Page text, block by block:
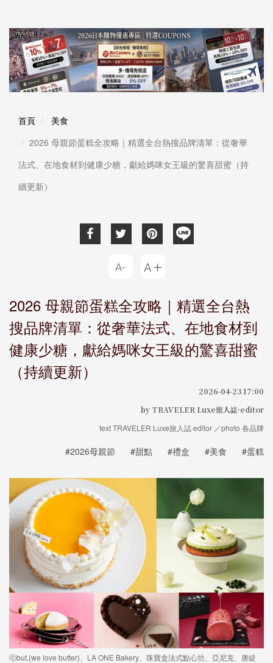
首頁
美食
2026 母親節蛋糕全攻略｜精選全台熱搜品牌清單：從奢華
法式、在地食材到健康少糖，獻給媽咪女王級的驚喜甜蜜（持
續更新）
2026 母親節蛋糕全攻略｜精選全台熱
搜品牌清單：從奢華法式、在地食材到
健康少糖，獻給媽咪女王級的驚喜甜蜜
（持續更新）
2026-04-23 17:00
by TRAVELER Luxe旅人誌·editor
text TRAVELER Luxe旅人誌·editor ／photo 各品牌
#2026母親節 #甜點 #禮盒 #美食 #蛋糕
ⓒbut.(we love butter)、LA ONE Bakery、珠寶盒法式點心坊、亞尼克、唐緹